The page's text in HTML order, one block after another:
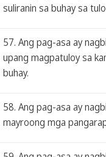
suliranin sa buhay sa
57. Ang pag-asa ay
upang magpatuloy sa
buhay.
58. Ang pag-asa ay
mayroong mga